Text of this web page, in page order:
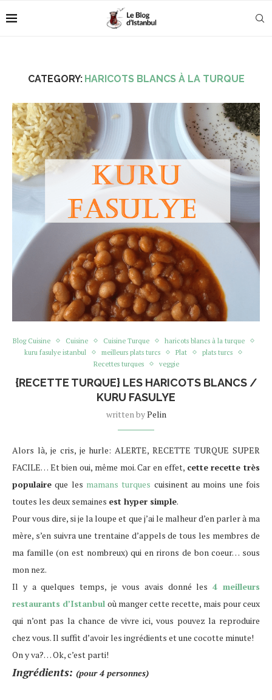
CATEGORY: HARICOTS BLANCS À LA TURQUE
Blog Cuisine Cuisine Cuisine Turque
haricots blancs à la turque
kuru fasulye istanbul
meilleurs plats turcs Plat
plats turcs
Recettes turques
veggie
{RECETTE TURQUE} LES HARICOTS BLANCS /
KURU FASULYE
written byPelin
Alors là, je cris, je hurle: ALERTE, RECETTE TURQUE SUPER
FACILE… Et bien oui, même moi. Car en effet, cette recette très
populaire que les mamans turques cuisinent au moins une fois
toutes les deux semaines est hyper simple.
Pour vous dire, si je la loupe et que j’ai le malheur d’en parler à ma
mère, s’en suivra une trentaine d’appels de tous les membres de
ma famille (on est nombreux) qui en rirons de bon coeur… sous
mon nez.
Il y a quelques temps, je vous avais donné les4 meilleurs
restaurants d’Istanbul où manger cette recette, mais pour ceux
qui n’ont pas la chance de vivre ici, vous pouvez la reproduire
chez vous. Il suffit d’avoir les ingrédients et une cocotte minute!
On y va?… Ok, c’est parti!
Ingrédients: (pour 4 personnes)